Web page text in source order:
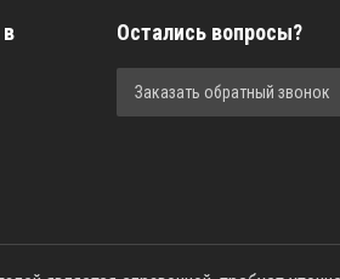
Остались вопросы?
Заказать обратный звонок